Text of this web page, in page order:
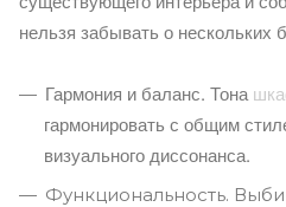
нельзя забывать о нескольких
Гармония и баланс. Тона
гармонировать с общим
визуального диссонанса.
Функциональность.